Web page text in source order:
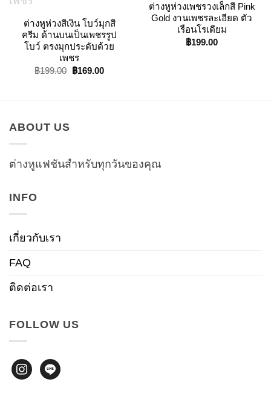
ต่างหูห่วงสีเงิน โบว์มุกสี
ครีม ด้านบนเป็นเพชรรูป
โบว์ ตรงมุกประดับด้วย
เพชร
฿199.00 Original
฿169.00Current
Wishlist
ต่างหูห่วงเพชรวงเล็กสี Pink
Gold งานเพชรละเอียด ตัว
เรือนโรเดียม
฿199.00
ABOUT US
ต่างหูแฟชันสำหรับทุกวันของคุณ
INFO
เกี่ยวกับเรา
FAQ
ติดต่อเรา
FOLLOW US
instagram
line